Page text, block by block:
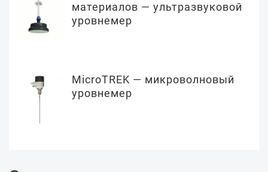
материалов — ультразвуковой
уровнемер
MicroTREK — микроволновый
уровнемер